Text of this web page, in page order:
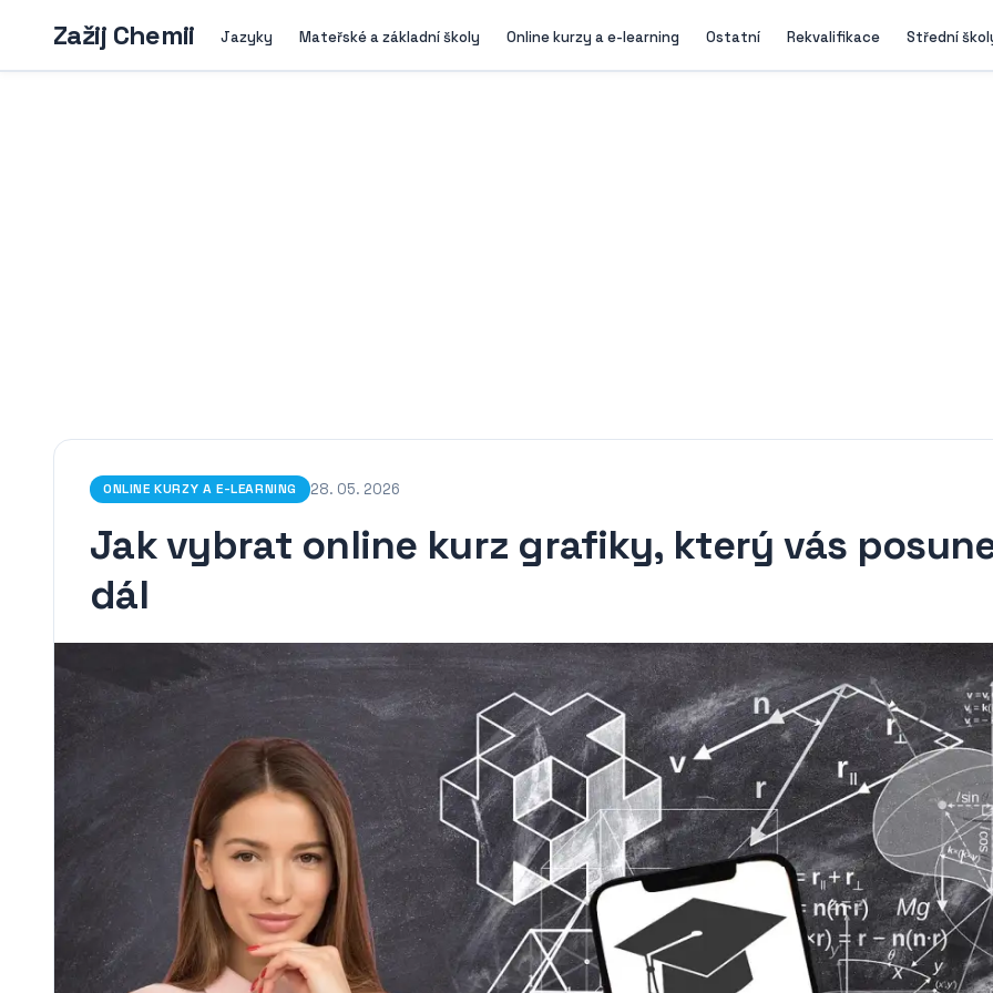
Zažij Chemii Jazyky Mateřské a základní školy Online kurzy a e-learning Ostatní Rekvalifikace Střední
ONLINE KURZY A E-LEARNING 28. 05. 2026
Jak vybrat online kurz grafiky, který vás
dál